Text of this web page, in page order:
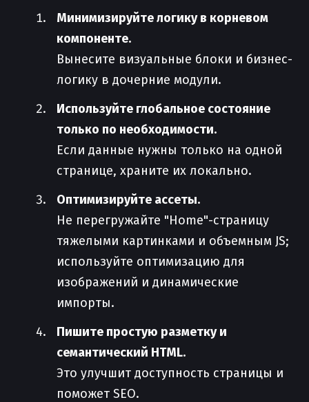
Минимизируйте логику в корневом
компоненте.
Вынесите визуальные блоки и бизнес-
логику в дочерние модули.
Используйте глобальное состояние
только по необходимости.
Если данные нужны только на одной
странице, храните их локально.
Оптимизируйте ассеты.
Не перегружайте "Home"-страницу
тяжелыми картинками и объемным JS;
используйте оптимизацию для
изображений и динамические
импорты.
Пишите простую разметку и
семантический HTML.
Это улучшит доступность страницы и
поможет SEO.